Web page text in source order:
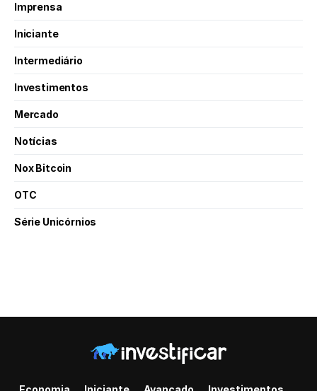
Imprensa
Iniciante
Intermediário
Investimentos
Mercado
Notícias
Nox Bitcoin
OTC
Série Unicórnios